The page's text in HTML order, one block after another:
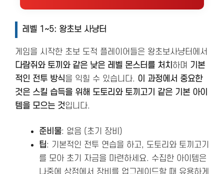
레벨 1~5: 왕초보 사냥터
게임을 시작한 초보 도적 플레이어들은 왕초보사냥터에서
다람쥐와 토끼와 같은 낮은 레벨 몬스터를 처치 하며 기본
적인 전투 방식을 익힐 수 있습니다. 이 과정에서 중요한
것은 스킬 습득을 위해 도토리와 토끼고기 같은 기본 아이
템을 모으는 것입니다.
준비물: 없음 (초기 장비)
팁: 기본적인 전투 연습을 하고, 도토리와 토끼고기
를 모아 초기 자금을 마련하세요. 수집한 아이템은
나중에 상점에서 장비를 업그레이드할 때 유용하게